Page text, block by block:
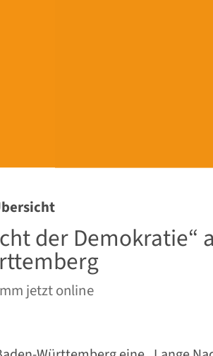
der Demokratie“
jetzt online